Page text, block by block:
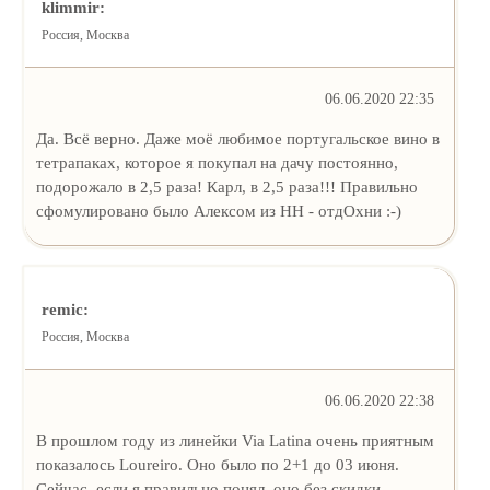
klimmir:
Россия, Москва
06.06.2020 22:35
Да. Всё верно. Даже моё любимое португальское вино в
тетрапаках, которое я покупал на дачу постоянно,
подорожало в 2,5 раза! Карл, в 2,5 раза!!! Правильно
сфомулировано было Алексом из НН - отдОхни :-)
remic:
Россия, Москва
06.06.2020 22:38
В прошлом году из линейки Via Latina очень приятным
показалось Loureiro. Оно было по 2+1 до 03 июня.